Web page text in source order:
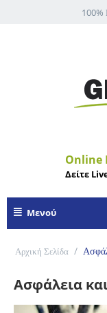
100%
Online
Δείτε
Μενού
Αρχική Σελίδα /
Ασφάλεια